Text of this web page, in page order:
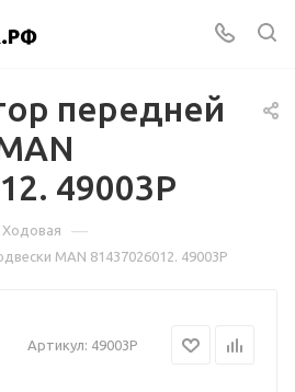
передней
49003P
Ходовая —
MAN 81437026012. 49003P
Артикул: 49003P